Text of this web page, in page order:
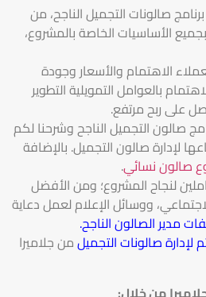
صالونات التجميل الناجح، من
الأساسيات الخاصة بالمشروع،
الاهتمام والأسعار وجودة
بالعوامل التمويلية التطوير
على ربح مرتفع.
صالون التجميل الناجح وشرحنا لكم
لإدارة صالون التجميل. بالإضافة
صالون نسائي.
لنجاح المشروع؛ ومن الأفضل
ووسائل الإعلام لعمل دعاية
مدير الصالون الناجح.
صالونات التجميلمن جلاميرا